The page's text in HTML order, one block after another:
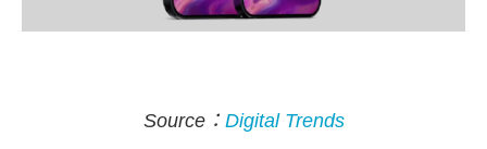
Source： Digital Trends